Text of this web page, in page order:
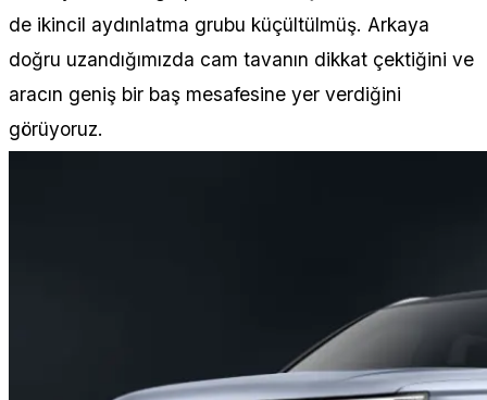
de ikincil aydınlatma grubu küçültülmüş. Arkaya
doğru uzandığımızda cam tavanın dikkat çektiğini ve
aracın geniş bir baş mesafesine yer verdiğini
görüyoruz.